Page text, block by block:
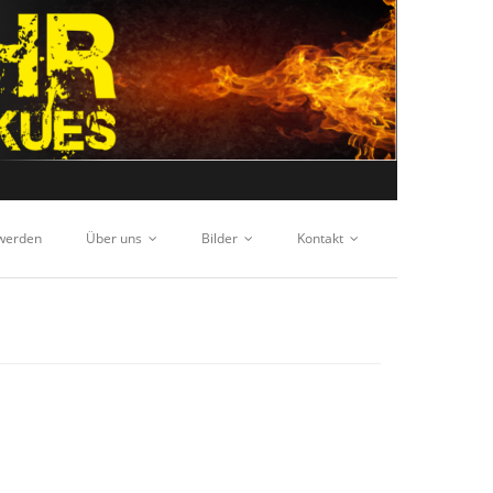
Über uns Bilder Kontakt